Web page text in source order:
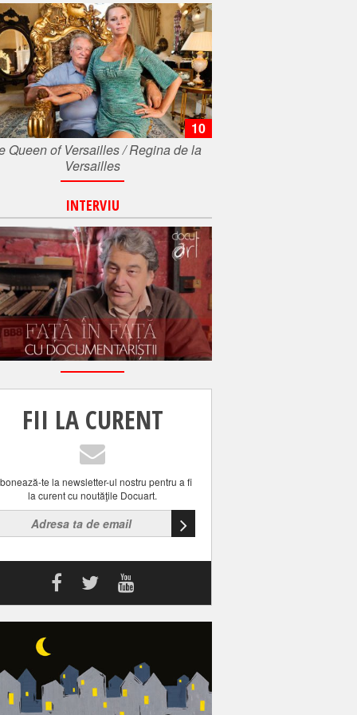
Queen of Versailles / Regina de la
Versailles
10
INTERVIU
FII LA CURENT
te la newsletter-ul nostru pentru a fi
la curent cu noutăţile Docuart.